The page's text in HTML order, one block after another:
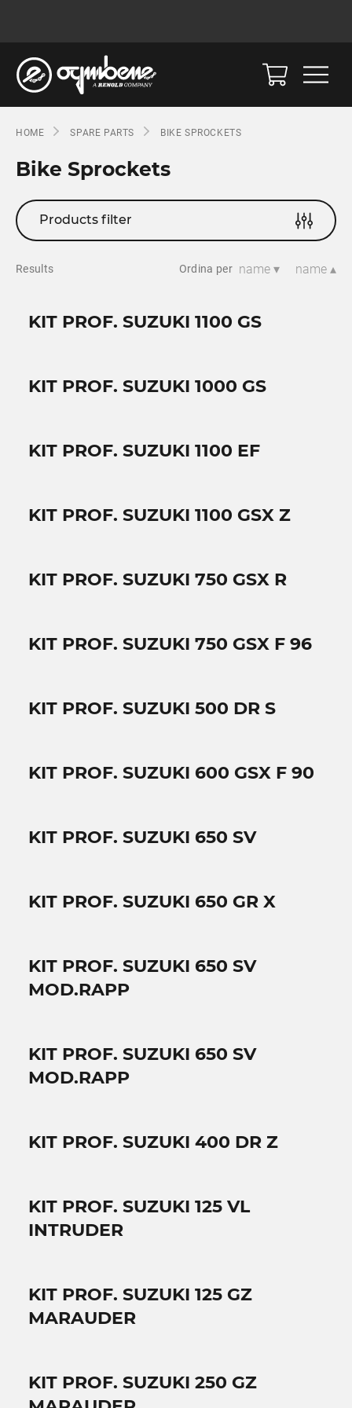
HOME SPARE PARTS BIKE SPROCKETS
Bike Sprockets
Products filter
Results Ordina per name ▾ name ▴
KIT PROF. SUZUKI 1100 GS
KIT PROF. SUZUKI 1000 GS
KIT PROF. SUZUKI 1100 EF
KIT PROF. SUZUKI 1100 GSX Z
KIT PROF. SUZUKI 750 GSX R
KIT PROF. SUZUKI 750 GSX F 96
KIT PROF. SUZUKI 500 DR S
KIT PROF. SUZUKI 600 GSX F 90
KIT PROF. SUZUKI 650 SV
KIT PROF. SUZUKI 650 GR X
KIT PROF. SUZUKI 650 SV
MOD.RAPP
KIT PROF. SUZUKI 650 SV
MOD.RAPP
KIT PROF. SUZUKI 400 DR Z
KIT PROF. SUZUKI 125 VL
INTRUDER
KIT PROF. SUZUKI 125 GZ
MARAUDER
KIT PROF. SUZUKI 250 GZ